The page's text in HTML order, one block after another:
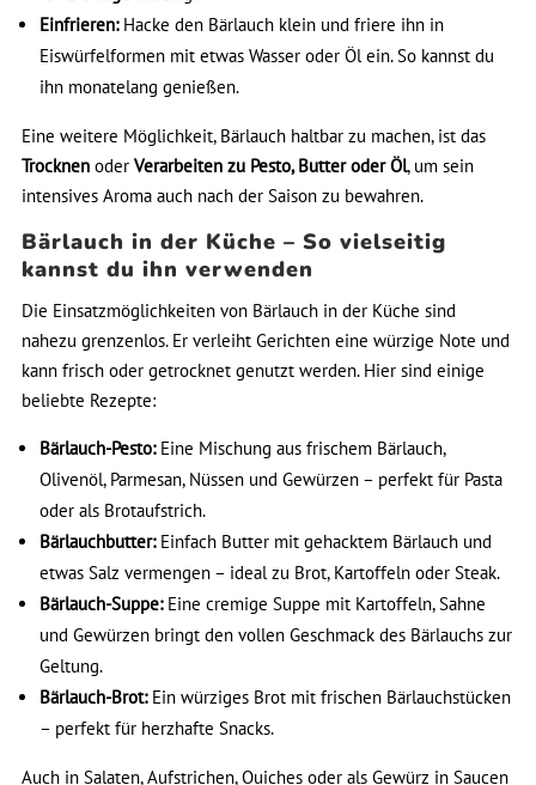
Einfrieren:Hacke den Bärlauch klein und friere ihn in
Eiswürfelformen mit etwas Wasser oder Öl ein. So kannst du
ihn monatelang genießen.
Eine weitere Möglichkeit, Bärlauch haltbar zu machen, ist das
Trocknenoder Verarbeiten zu Pesto, Butter oder Öl, um sein
intensives Aroma auch nach der Saison zu bewahren.
Bärlauch in der Küche – So vielseitig
kannst du ihn verwenden
Die Einsatzmöglichkeiten von Bärlauch in der Küche sind
nahezu grenzenlos. Er verleiht Gerichten eine würzige Note und
kann frisch oder getrocknet genutzt werden. Hier sind einige
beliebte Rezepte:
Bärlauch-Pesto:Eine Mischung aus frischem Bärlauch,
Olivenöl, Parmesan, Nüssen und Gewürzen – perfekt für Pasta
oder als Brotaufstrich.
Bärlauchbutter:Einfach Butter mit gehacktem Bärlauch und
etwas Salz vermengen – ideal zu Brot, Kartoffeln oder Steak.
Bärlauch-Suppe:Eine cremige Suppe mit Kartoffeln, Sahne
und Gewürzen bringt den vollen Geschmack des Bärlauchs zur
Geltung.
Bärlauch-Brot:Ein würziges Brot mit frischen Bärlauchstücken
– perfekt für herzhafte Snacks.
Auch in Salaten, Aufstrichen, Quiches oder als Gewürz in Saucen